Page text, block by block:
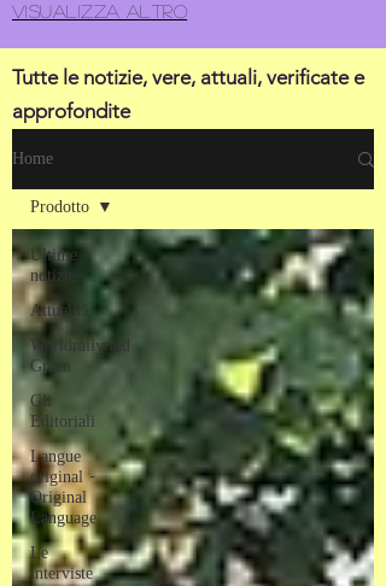
Visualizza altro
Tutte le notizie, vere, attuali, verificate e
approfondite
Home
Ultime
notizie
Attualità
Worldrallyraid
Green
Gli
Editoriali
Langue
original -
Original
Language
Le
interviste
Prodotto